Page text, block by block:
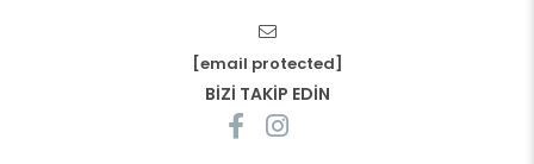
[email protected]
BİZİ TAKİP EDİN